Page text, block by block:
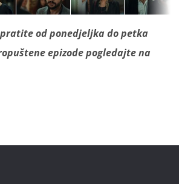
od ponedjeljka do petka
epizode pogledajte na